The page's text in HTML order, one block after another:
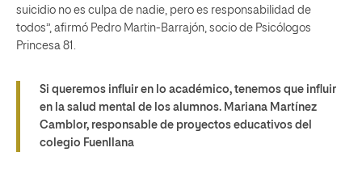
suicidio no es culpa de nadie, pero es responsabilidad de
todos”, afirmó Pedro Martin-Barrajón, socio de Psicólogos
Princesa 81.
Si queremos influir en lo académico, tenemos que influir
en la salud mental de los alumnos. Mariana Martínez
Camblor, responsable de proyectos educativos del
colegio Fuenllana